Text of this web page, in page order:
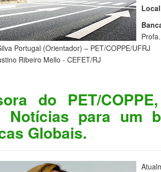
Portugal (Orientador) – PET/COPPE/UFRJ
Ribeiro Mello - CEFET/RJ
do PET/
Notícias para um
Globais.